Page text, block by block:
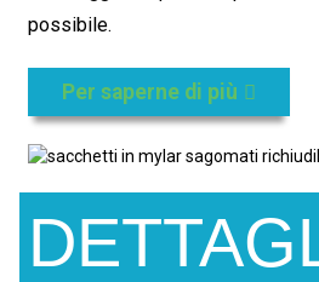
possibile.
Per saperne di più